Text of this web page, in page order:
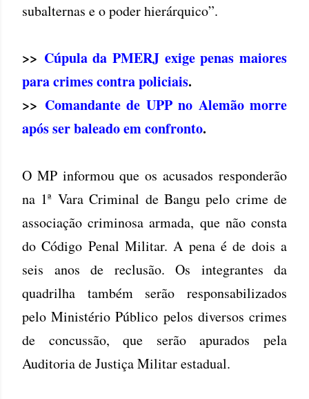
subalternas e o poder hierárquico”.
>> Cúpula da PMERJ exige penas maiores
para crimes contra policiais.
>> Comandante de UPP no Alemão morre
após ser baleado em confronto.
O MP informou que os acusados responderão
na 1ª Vara Criminal de Bangu pelo crime de
associação criminosa armada, que não consta
do Código Penal Militar. A pena é de dois a
seis anos de reclusão. Os integrantes da
quadrilha também serão responsabilizados
pelo Ministério Público pelos diversos crimes
de concussão, que serão apurados pela
Auditoria de Justiça Militar estadual.